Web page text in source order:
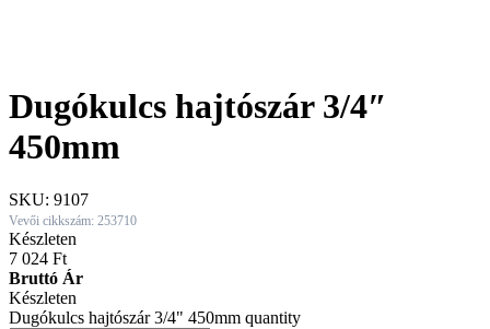
Dugókulcs hajtószár 3/4″
450mm
SKU: 9107
Vevői cikkszám: 253710
Készleten
7 024 Ft
Bruttó Ár
Készleten
Dugókulcs hajtószár 3/4" 450mm quantity